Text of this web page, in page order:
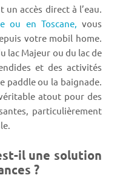
accès direct à l’eau.
ou en Toscane,
vous
votre mobil home.
lac Majeur ou du lac de
et des activités
paddle ou la baignade.
atout pour des
particulièrement
il une solution
?